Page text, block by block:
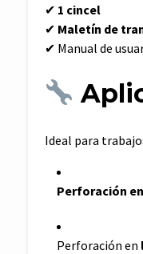
✔ 1 cincel
✔ Maletín de
✔ Manual de
Ideal para
Perforación
Perforación en